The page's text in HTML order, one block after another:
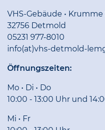
VHS-Gebäude • Krumme
32756 Detmold
05231 977-8010
info(at)vhs-detmold-
Öffnungszeiten:
Mo • Di • Do
10:00 - 13:00 Uhr und
Mi • Fr